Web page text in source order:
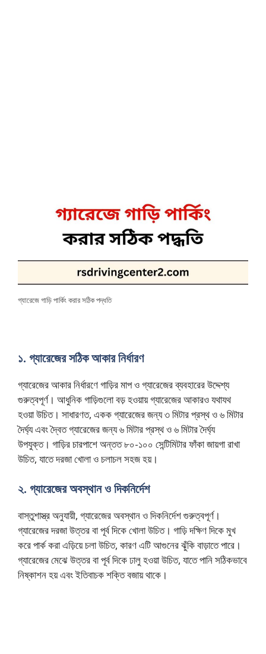
গ্যারেজে গাড়ি পার্কিং করার সঠিক পদ্ধতি
১. গ্যারেজের সঠিক আকার নির্ধারণ
গ্যারেজের আকার নির্ধারণে গাড়ির মাপ ও গ্যারেজের ব্যবহারের উদ্দেশ্য
গুরুত্বপূর্ণ। আধুনিক গাড়িগুলো বড় হওয়ায় গ্যারেজের আকারও যথাযথ
হওয়া উচিত। সাধারণত, একক গ্যারেজের জন্য ৩ মিটার প্রস্থ ও ৬ মিটার
দৈর্ঘ্য এবং দ্বৈত গ্যারেজের জন্য ৬ মিটার প্রস্থ ও ৬ মিটার দৈর্ঘ্য
উপযুক্ত। গাড়ির চারপাশে অন্তত ৮০-১০০ সেন্টিমিটার ফাঁকা জায়গা রাখা
উচিত, যাতে দরজা খোলা ও চলাচল সহজ হয়।
২. গ্যারেজের অবস্থান ও দিকনির্দেশ
বাস্তুশাস্ত্র অনুযায়ী, গ্যারেজের অবস্থান ও দিকনির্দেশ গুরুত্বপূর্ণ।
গ্যারেজের দরজা উত্তর বা পূর্ব দিকে খোলা উচিত। গাড়ি দক্ষিণ দিকে মুখ
করে পার্ক করা এড়িয়ে চলা উচিত, কারণ এটি আগুনের ঝুঁকি বাড়াতে পারে।
গ্যারেজের মেঝে উত্তর বা পূর্ব দিকে ঢালু হওয়া উচিত, যাতে পানি সঠিকভাবে
নিষ্কাশন হয় এবং ইতিবাচক শক্তি বজায় থাকে।